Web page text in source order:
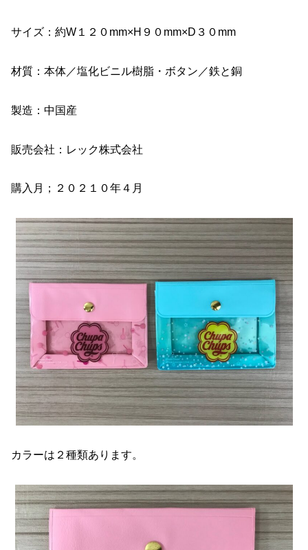
サイズ：約W１２０mm×H９０mm×D３０mm
材質：本体／塩化ビニル樹脂・ボタン／鉄と銅
製造：中国産
販売会社：レック株式会社
購入月；２０２１０年４月
カラーは２種類あります。